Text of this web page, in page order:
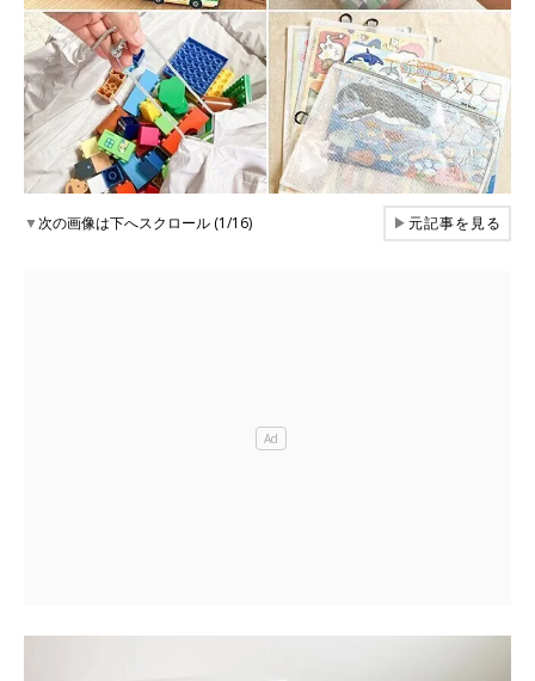
▼次の画像は下へスクロール (1/16) ▶元記事を見る